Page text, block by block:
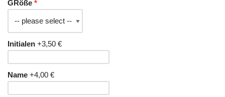
GRöße
Initialen +3,50 €
Name +4,00 €